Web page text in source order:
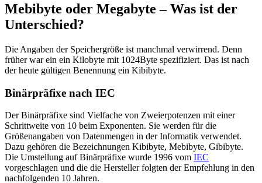
Mebibyte oder Megabyte – Was ist der
Unterschied?
Die Angaben der Speichergröße ist manchmal verwirrend. Denn
früher war ein ein Kilobyte mit 1024Byte spezifiziert. Das ist nach
der heute gültigen Benennung ein Kibibyte.
Binärpräfixe nach IEC
Der Binärpräfixe sind Vielfache von Zweierpotenzen mit einer
Schrittweite von 10 beim Exponenten. Sie werden für die
Größenangaben von Datenmengen in der Informatik verwendet.
Dazu gehören die Bezeichnungen Kibibyte, Mebibyte, Gibibyte.
Die Umstellung auf Binärpräfixe wurde 1996 vom IEC
vorgeschlagen und die die Hersteller folgten der Empfehlung in den
nachfolgenden 10 Jahren.